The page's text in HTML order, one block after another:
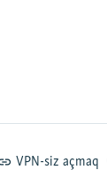
360p
VPN-siz açmaq